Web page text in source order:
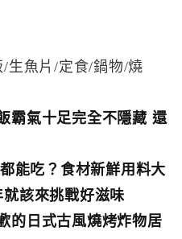
生魚片/定食/鍋物/燒
霸氣十足完全不隱藏 還
能吃？食材新鮮用料大
該來挑戰好滋味
的日式古風燒烤炸物居